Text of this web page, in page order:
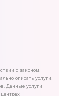
с законом,
описать услуги,
Данные услуги